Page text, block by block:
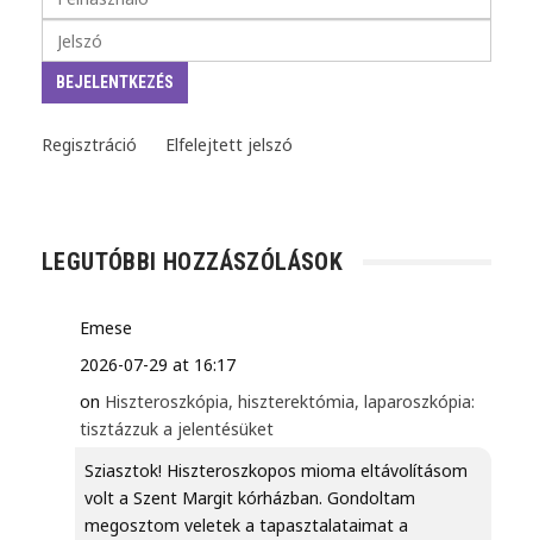
Regisztráció Elfelejtett jelszó
LEGUTÓBBI HOZZÁSZÓLÁSOK
Emese
2026-07-29 at 16:17
on Hiszteroszkópia, hiszterektómia, laparoszkópia:
tisztázzuk a jelentésüket
Sziasztok! Hiszteroszkopos mioma eltávolításom
volt a Szent Margit kórházban. Gondoltam
megosztom veletek a tapasztalataimat a